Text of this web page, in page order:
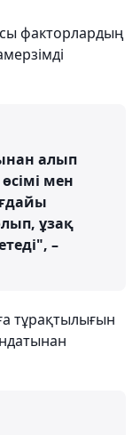
факторлардың
алып
мен
ұзақ
–
тұрақтылығын